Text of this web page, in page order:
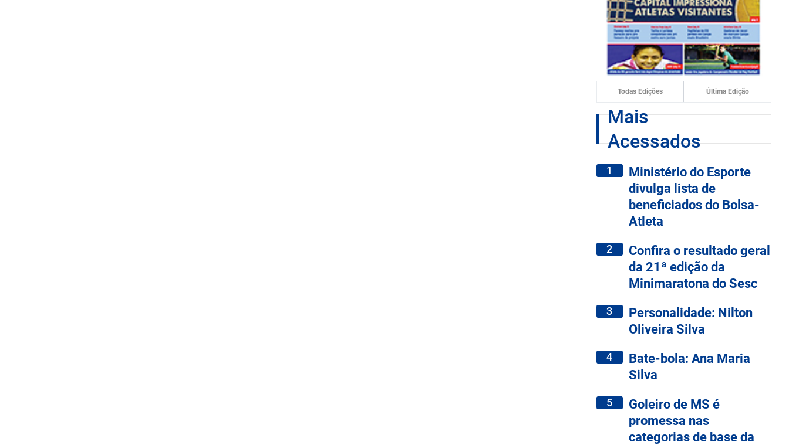
Todas Edições Última Edição
Mais
Acessados
1
Ministério do Esporte
divulga lista de
beneficiados do Bolsa-
Atleta
2
Confira o resultado geral
da 21ª edição da
Minimaratona do Sesc
3
Personalidade: Nilton
Oliveira Silva
4
Bate-bola: Ana Maria
Silva
5
Goleiro de MS é
promessa nas
categorias de base da